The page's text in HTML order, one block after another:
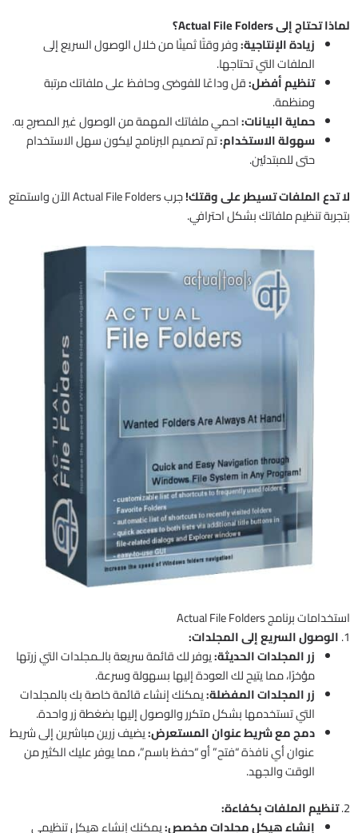
لماذا تحتاج إلى Actual File Folders؟
زيادة الإنتاجية:وفر وقتًا ثمينًا من خلال الوصول السريع إلى
الملفات التي تحتاجها.
تنظيم أفضل:قل وداعًا للفوضى وحافظ على ملفاتك مرتبة
ومنظمة.
حماية البيانات:احمي ملفاتك المهمة من الوصول غير المصرح به.
سهولة الاستخدام:تم تصميم البرنامج ليكون سهل الاستخدام
حتى للمبتدئين.
لا تدع الملفات تسيطر على وقتك!
جرب Actual File Folders الآن واستمتع
بتجربة تنظيم ملفاتك بشكل احترافي.
استخدامات برنامج Actual File Folders
1. الوصول السريع إلى المجلدات:
زر المجلدات الحديثة:يوفر لك قائمة سريعة بالـمجلدات التي زرتها
مؤخرًا، مما يتيح لك العودة إليها بسهولة وسرعة.
زر المجلدات المفضلة:يمكنك إنشاء قائمة خاصة بك بالمجلدات
التي تستخدمها بشكل متكرر والوصول إليها بضغطة زر واحدة.
دمج مع شريط عنوان المستعرض:يضيف زرين مباشرين إلى شريط
عنوان أي نافذة “فتح” أو “حفظ باسم”، مما يوفر عليك الكثير من
الوقت والجهد.
2. تنظيم الملفات بكفاءة:
إنشاء هيكل مجلدات مخصص:يمكنك إنشاء هيكل تنظيمي